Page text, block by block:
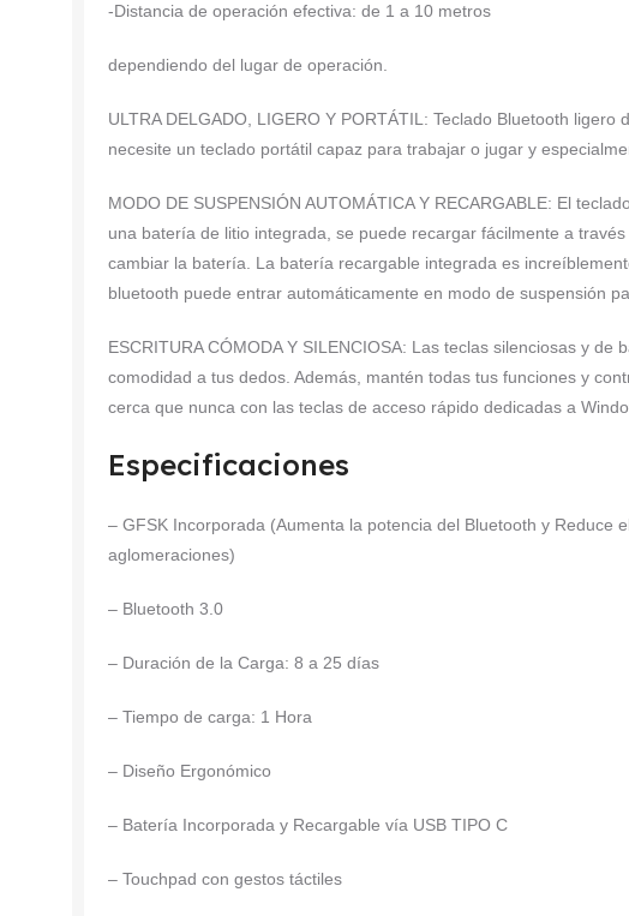
-Distancia de operación efectiva: de 1 a 10 metros
dependiendo del lugar de operación.
ULTRA DELGADO, LIGERO Y PORTÁTIL: Teclado Bluetooth
necesite un teclado portátil capaz para trabajar o jugar y
MODO DE SUSPENSIÓN AUTOMÁTICA Y RECARGABLE: El
una batería de litio integrada, se puede recargar fácilmente a
cambiar la batería. La batería recargable integrada es
bluetooth puede entrar automáticamente en modo de suspensión
ESCRITURA CÓMODA Y SILENCIOSA: Las teclas silenciosas y de
comodidad a tus dedos. Además, mantén todas tus funciones y
cerca que nunca con las teclas de acceso rápido dedicadas a
Especificaciones
– GFSK Incorporada (Aumenta la potencia del Bluetooth y Reduce
aglomeraciones)
– Bluetooth 3.0
– Duración de la Carga: 8 a 25 días
– Tiempo de carga: 1 Hora
– Diseño Ergonómico
– Batería Incorporada y Recargable vía USB TIPO C
– Touchpad con gestos táctiles